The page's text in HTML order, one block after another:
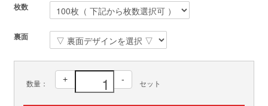
枚数
裏面
数量：
+ -
セット